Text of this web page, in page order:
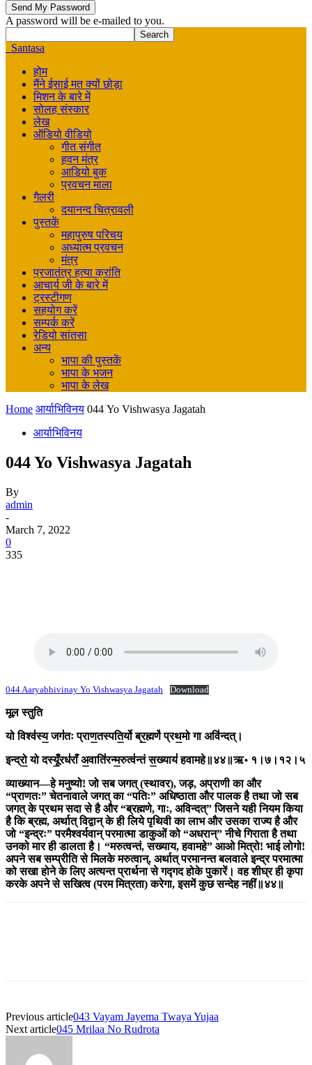
A password will be e-mailed to you.
Santasa
होम
मैंने ईसाई मत क्यों छोड़ा
मिशन के बारे में
सोलह संस्कार
लेख
ऑडियो वीडियो
गीत संगीत
हवन मंत्र
आडियो बुक
प्रवचन माला
गैलरी
दयानन्द चित्रावली
पुस्तकें
महापुरुष परिचय
अध्यात्म प्रवचन
मंत्र
प्रजातंत्र हत्या क्रांति
आचार्य जी के बारे में
ट्रस्टीगण
सहयोग करें
सम्पर्क करें
रेडियो सांतसा
अन्य
भापा की पुस्तकें
भापा के भजन
भापा के लेख
Home आर्याभिविनय 044 Yo Vishwasya Jagatah
आर्याभिविनय
044 Yo Vishwasya Jagatah
By
admin
-
March 7, 2022
0
335
044 Aaryabhivinay Yo Vishwasya Jagatah Download
मूल स्तुति
यो विश्व॑स्य॒ जग॑तः प्राण॒तस्पति॒र्यो ब्र॒ह्मणे॑ प्रथ॒मो गा अवि॑न्दत्।
इन्द्रो॒ यो दस्यूँ॒रध॑राँ अ॒वाति॑रन्म॒रुत्व॑न्तं स॒ख्याय॑ हवामहे॥४४॥ऋ॰ १।७।१२।५
व्याख्यान—हे मनुष्यो! जो सब जगत् (स्थावर), जड़, अप्राणी का और
“प्राणतः”चेतनावाले जगत् का “पतिः” अधिष्ठाता और पालक है तथा जो सब
जगत् के प्रथम सदा से है और “ब्रह्मणे, गाः, अविन्दत्”जिसने यही नियम किया
है कि ब्रह्म, अर्थात् विद्वान् के ही लिये पृथिवी का लाभ और उसका राज्य है और
जो “इन्द्रः”परमैश्वर्यवान् परमात्मा डाकुओं को “अधरान्”नीचे गिराता है तथा
उनको मार ही डालता है। “मरुत्वन्तं, सख्याय, हवामहे” आओ मित्रो! भाई लोगो!
अपने सब सम्प्रीति से मिलके मरुत्वान्, अर्थात् परमानन्त बलवाले इन्द्र परमात्मा
को सखा होने के लिए अत्यन्त प्रार्थना से गद्गद होके पुकारें। वह शीघ्र ही कृपा
करके अपने से सखित्व (परम मित्रता) करेगा, इसमें कुछ सन्देह नहीं॥४४॥
Previous article043 Vayam Jayema Twaya Yujaa
Next article045 Mrilaa No Rudrota